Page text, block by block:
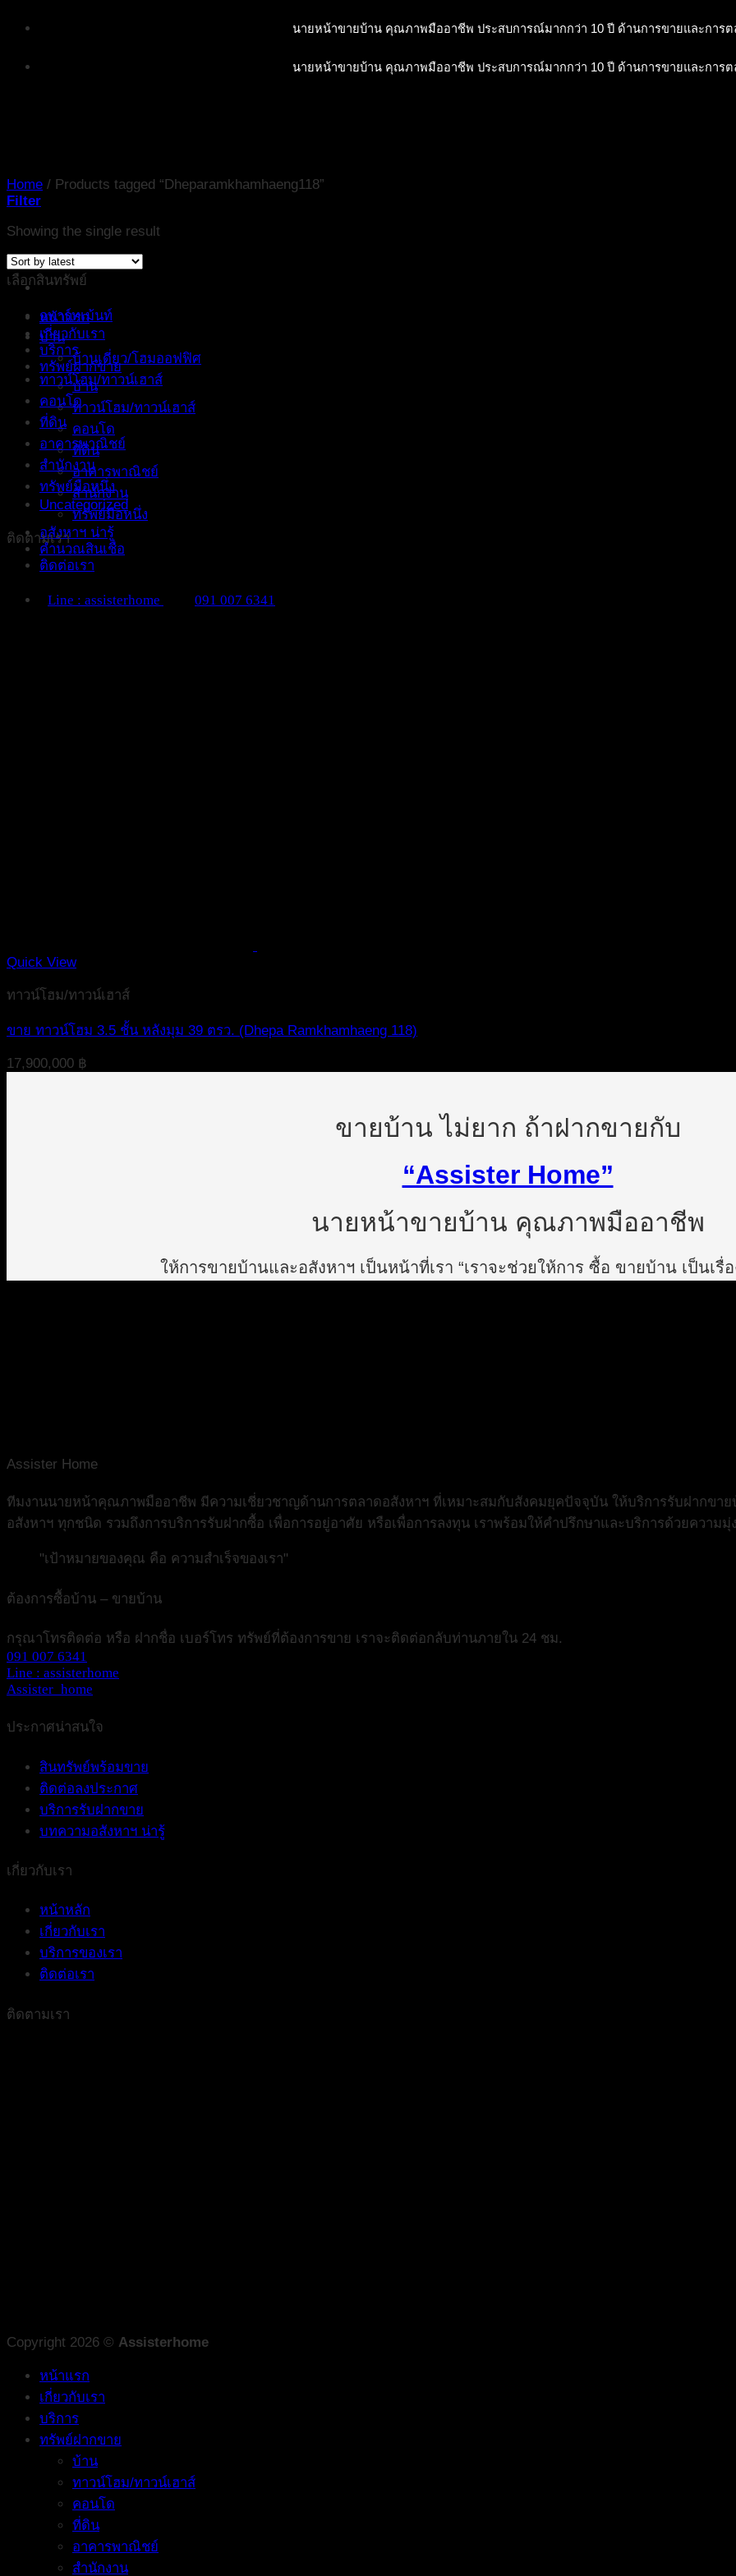
Skip
นายหน้าขายบ้าน คุณภาพมืออาชีพ ประสบการณ์มากกว่า 10 ปี ด้านการขายและการต
นายหน้าขายบ้าน คุณภาพมืออาชีพ ประสบการณ์มากกว่า 10 ปี ด้านการขายและการต
หน้าแรก
เกี่ยวกับเรา
บริการ
ทรัพย์ฝากขาย
บ้าน
ทาวน์โฮม/ทาวน์เฮาส์
คอนโด
ที่ดิน
อาคารพาณิชย์
สำนักงาน
ทรัพย์มือหนึ่ง
อสังหาฯ น่ารู้
คำนวณสินเชื่อ
ติดต่อเรา
Line : assisterhome 091 007 6341
Home / Products tagged “Dheparamkhamhaeng118”
Filter
Showing the single result
เลือกสินทรัพย์
อพาร์ทเม้นท์
บ้าน
บ้านเดี่ยว/โฮมออฟฟิศ
ทาวน์โฮม/ทาวน์เฮาส์
คอนโด
ที่ดิน
อาคารพาณิชย์
สำนักงาน
ทรัพย์มือหนึ่ง
Uncategorized
ติดตามเรา
Quick View
ทาวน์โฮม/ทาวน์เฮาส์
ขาย ทาวน์โฮม 3.5 ชั้น หลังมุม 39 ตรว. (Dhepa Ramkhamhaeng 118)
17,900,000 ฿
ขายบ้าน ไม่ยาก ถ้าฝากขายกับ
“Assister Home”
นายหน้าขายบ้าน คุณภาพมืออาชีพ
ให้การขายบ้านและอสังหาฯ เป็นหน้าที่เรา “เราจะช่วยให้การ ซื้อ ขายบ้าน เป็นเรื่
Assister Home
ทีมงานนายหน้าคุณภาพมืออาชีพ มีความเชี่ยวชาญด้านการตลาดอสังหาฯ ที่เหมาะสมกับสังคมยุคปัจจุบัน ให้บริการรับฝากขา
อสังหาฯ ทุกชนิด รวมถึงการบริการรับฝากซื้อ เพื่อการอยู่อาศัย หรือเพื่อการลงทุน เราพร้อมให้คำปรึกษาและบริการด้วยความ
"เป้าหมายของคุณ คือ ความสำเร็จของเรา"
ต้องการซื้อบ้าน – ขายบ้าน
กรุณาโทรติดต่อ หรือ ฝากชื่อ เบอร์โทร ทรัพย์ที่ต้องการขาย เราจะติดต่อกลับท่านภายใน 24 ชม.
091 007 6341
Line : assisterhome
Assister_home
ประกาศน่าสนใจ
สินทรัพย์พร้อมขาย
ติดต่อลงประกาศ
บริการรับฝากขาย
บทความอสังหาฯ น่ารู้
เกี่ยวกับเรา
หน้าหลัก
เกี่ยวกับเรา
บริการของเรา
ติดต่อเรา
ติดตามเรา
Copyright 2026 © Assisterhome
หน้าแรก
เกี่ยวกับเรา
บริการ
ทรัพย์ฝากขาย
บ้าน
ทาวน์โฮม/ทาวน์เฮาส์
คอนโด
ที่ดิน
อาคารพาณิชย์
สำนักงาน